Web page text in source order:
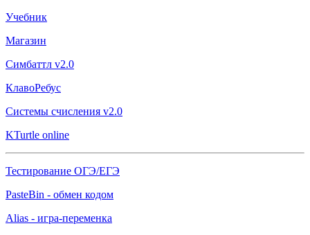
Учебник
Магазин
Симбаттл v2.0
КлавоРебус
Системы счисления v2.0
KTurtle online
Тестирование ОГЭ/ЕГЭ
PasteBin - обмен кодом
Alias - игра-переменка